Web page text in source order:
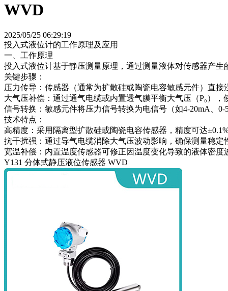
WVD
2025/05/25 06:29:19
投入式液位计的工作原理及应用
一、工作原理
投入式液位计基于静压测量原理，通过测量液体对传感器产生
关键步骤：
压力传导：传感器（通常为扩散硅或陶瓷电容敏感元件）直
大气压补偿：通过通气电缆或内置透气膜平衡大气压（P₀），
信号转换：敏感元件将压力信号转换为电信号（如4-20mA、
技术特点：
高精度：采用隔离型扩散硅或陶瓷电容传感器，精度可达
抗干扰强：通过导气电缆消除大气压波动影响，确保测量稳定
宽温补偿：内置温度传感器可修正因温度变化导致的液体密度
Y131 分体式静压液位传感器 WVD